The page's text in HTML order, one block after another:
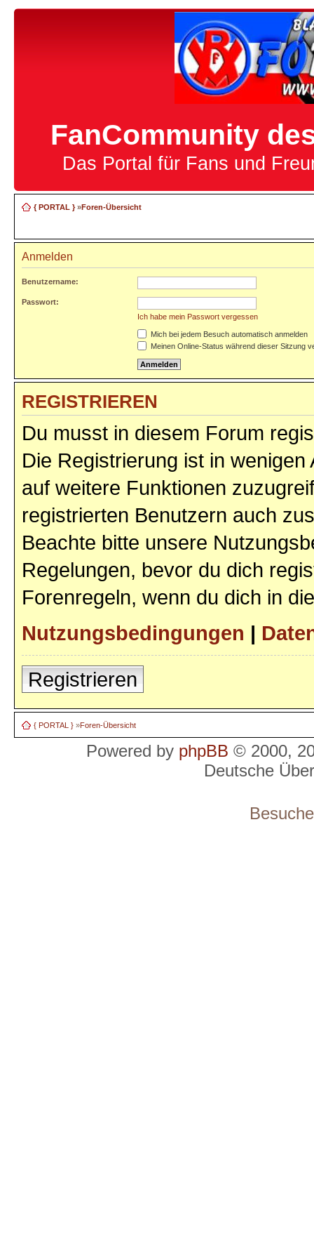
FanCommunity
Das Portal für Fans und
{ PORTAL }»Foren-Übersicht
Anmelden
Benutzername:
Passwort:
Ich habe mein Passwort vergessen
Mich bei jedem Besuch automatisch anmelden
Meinen Online-Status während dieser Sitzung
REGISTRIEREN
Du musst in diesem Forum
Die Registrierung ist in
auf weitere Funktionen
registrierten Benutzern auch
Beachte bitte unsere
Regelungen, bevor du dich
Forenregeln, wenn du dich in
Nutzungsbedingungen |
Registrieren
{ PORTAL } »Foren-Übersicht
Powered by phpBB © 2000,
Deutsche